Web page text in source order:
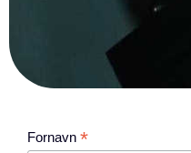
Fornavn *